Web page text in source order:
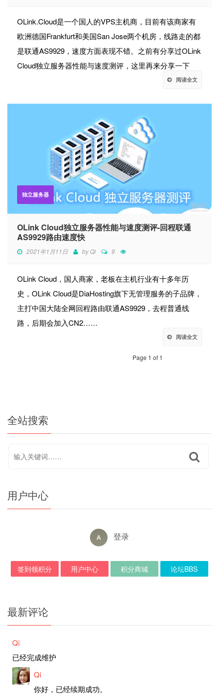
OLink.Cloud是一个国人的VPS主机商，目前有该商家有
欧洲德国Frankfurt和美国San Jose两个机房，线路走的都
是联通AS9929，速度方面表现不错。之前有分享过OLink
Cloud独立服务器性能与速度测评，这里再来分享一下
阅读全文
独立服务器
OLink Cloud独立服务器性能与速度测评-回程联通
AS9929路由速度快
2021年1月11日 byQi 9
OLink Cloud，国人商家，老板在主机行业有十多年历
史，OLink Cloud是DiaHosting旗下无管理服务的子品牌，
主打中国大陆全网回程路由联通AS9929，去程普通线
路，后期会加入CN2……
阅读全文
Page 1 of 1
全站搜索
用户中心
登录
签到领积分 用户中心 积分商城 论坛BBS
最新评论
Qi
已经完成维护
Qi
你好，已经续期成功。